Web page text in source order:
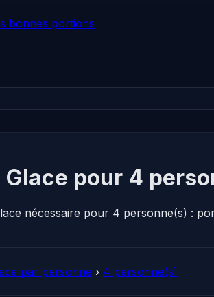
bonnes portions
pour 4
nécessaire pour 4 personne(s) :
par personne › 4 personne(s)